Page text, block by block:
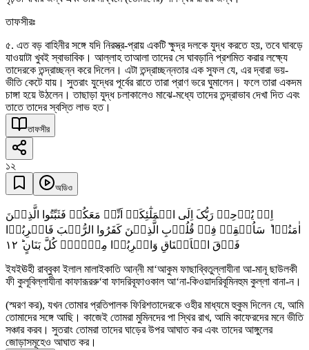
তাফসীরঃ
৫. এত বড় বাহিনীর সঙ্গে যদি নিরস্ত্র-প্রায় একটি ক্ষুদ্র দলকে যুদ্ধ করতে হয়, তবে ঘাবড়ে
যাওয়াটা খুবই স্বাভাবিক। আল্লাহ তাআলা তাদের সে ঘাবড়ানি প্রশমিত করার লক্ষ্যে
তাদেরকে তন্দ্রাচ্ছন্ন করে দিলেন। এটা তন্দ্রাচ্ছন্নতার এক সুফল যে, এর দ্বারা ভয়-
ভীতি কেটে যায়। সুতরাং যুদ্ধের পূর্বের রাতে তারা প্রাণ ভরে ঘুমালেন। ফলে তারা একদম
চাঙ্গা হয়ে উঠলেন। তাছাড়া যুদ্ধ চলাকালেও মাঝে-মধ্যে তাদের তন্দ্রাভাব দেখা দিত এবং
তাতে তাদের স্বস্তি লাভ হত।
তাফসীর
১২
অডিও
اِذۡ یُوۡحِیۡ رَبُّکَ اِلَی الۡمَلٰٓئِکَۃِ اَنِّیۡ مَعَکُمۡ فَثَبِّتُوا الَّذِیۡنَ
اٰمَنُوۡا ؕ سَاُلۡقِیۡ فِیۡ قُلُوۡبِ الَّذِیۡنَ کَفَرُوا الرُّعۡبَ فَاضۡرِبُوۡا
فَوۡقَ الۡاَعۡنَاقِ وَاضۡرِبُوۡا مِنۡہُمۡ کُلَّ بَنَانٍ ؕ ١٢
ইযইঊহী রাব্বুকা ইলাল মালাইকাতি আন্নী মা‘আকুম ফাছাব্বিতুল্লাযীনা আ-মানূ ছাউলকী
ফী কুলূবিল্লাযীনা কাফারূররু‘বা ফাদরিবূফাওকাল আ‘না-কিওয়াদরিবূমিনহুম কুল্লা বানা-ন।
(স্মরণ কর), যখন তোমার প্রতিপালক ফিরিশতাদেরকে ওহীর মাধ্যমে হুকুম দিলেন যে, আমি
তোমাদের সঙ্গে আছি। কাজেই তোমরা মুমিনদের পা স্থির রাখ, আমি কাফেরদের মনে ভীতি
সঞ্চার করব। সুতরাং তোমরা তাদের ঘাড়ের উপর আঘাত কর এবং তাদের আঙ্গুলের
জোড়াসমূহেও আঘাত কর।